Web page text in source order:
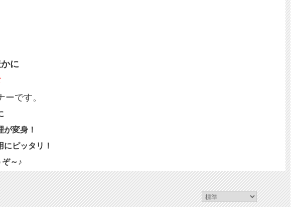
に
ーです。
変身！
ピッタリ！
～♪